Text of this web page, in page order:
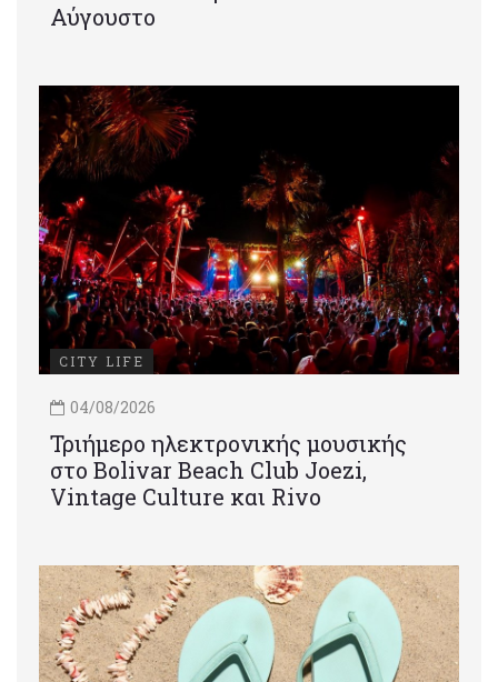
Αύγουστο
CITY LIFE
04/08/2026
Τριήμερο ηλεκτρονικής μουσικής
στο Bolivar Beach Club Joezi,
Vintage Culture και Rivo